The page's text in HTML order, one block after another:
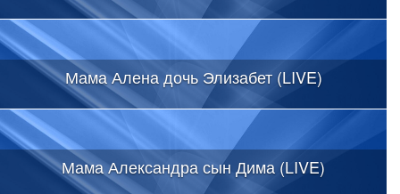
Мама Алена дочь Элизабет (LIVE)
Мама Александра сын Дима (LIVE)